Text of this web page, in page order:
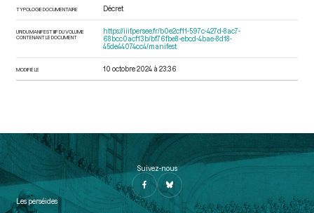
TYPOLOGIE DOCUMENTAIRE Décret
URI DU MANIFEST IIIF DU VOLUME
CONTENANT LE DOCUMENT
https://iiif.persee.fr/b0e2cf11-597c-427d-8ac7-
68bcc0acf13b/bf76fbe8-ebcd-4bae-8d18-
45de44074cc4/manifest
MODIFIÉ LE 10 octobre 2024 à 23:36
Suivez-nous
Les perséides